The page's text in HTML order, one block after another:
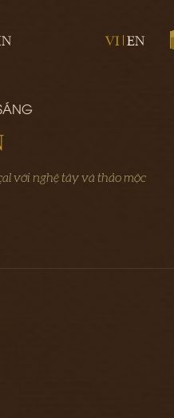
VI EN
với nghệ tây và thảo mộc